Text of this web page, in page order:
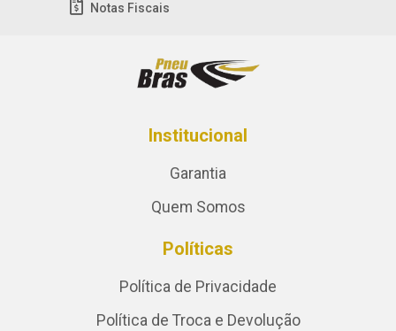
Notas Fiscais
Institucional
Garantia
Quem Somos
Políticas
Política de Privacidade
Política de Troca e Devolução